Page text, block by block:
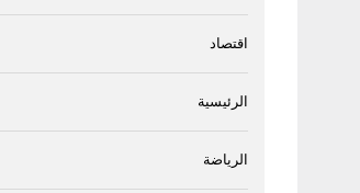
اقتصاد
الرئيسية
الرياضة